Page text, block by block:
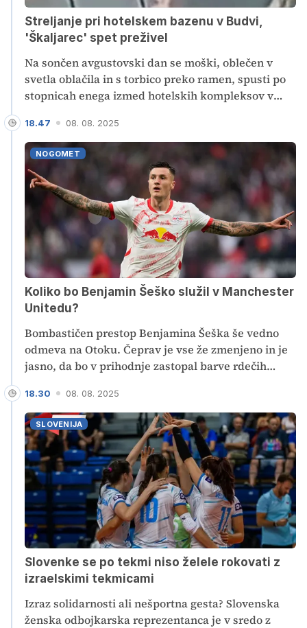
Streljanje pri hotelskem bazenu v Budvi,
'Škaljarec' spet preživel
Na sončen avgustovski dan se moški, oblečen v
svetla oblačila in s torbico preko ramen, spusti po
stopnicah enega izmed hotelskih kompleksov v
moškemu, ki leži na ležalniku ob polnem bazenu,
izstreli več strelov in pobegne. Kot poročajo lokalni
mediji, je bilo tarča znano ime iz kriminalnega
podzemlja, tudi tokrat pa je Marko Ljubiša - Kan
poskus atentata preživel. Ta naj bi bil sicer že
(najmanj) četrti.
NOGOMET
18.47 08. 08. 2025
Koliko bo Benjamin Šeško služil v Manchester
Unitedu?
Bombastičen prestop Benjamina Šeška še vedno
odmeva na Otoku. Čeprav je vse že zmenjeno in je
jasno, da bo v prihodnje zastopal barve rdečih
mediji kljub temu poročajo o zneskih, ki jih bo
slovenski zvezdnik prejemal vsak teden.
SLOVENIJA
18.30 08. 08. 2025
Slovenke se po tekmi niso želele rokovati z
izraelskimi tekmicami
Izraz solidarnosti ali nešportna gesta? Slovenska
ženska odbojkarska reprezentanca je v sredo z